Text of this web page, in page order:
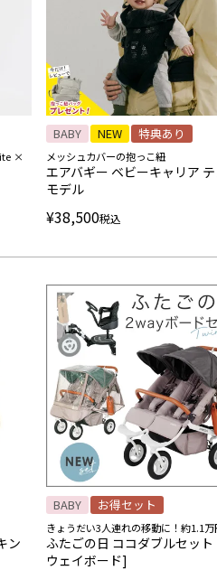
×
BABY NEW 特典あり
メッシュカバーの抱っこ紐
エアバギー ベビーキャリア
モデル
¥38,500税込
ン
BABY お得セット
きょうだい3人連れの移動に！約1.1
ふたごの日 ココダブルセット
ウェイボード]